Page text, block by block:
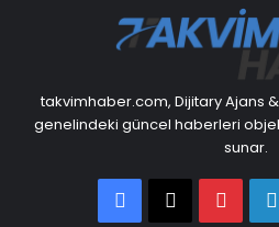
takvimhaber.com, Dijitary Ajans
genelindeki güncel haberleri
sunar.
Facebook
X